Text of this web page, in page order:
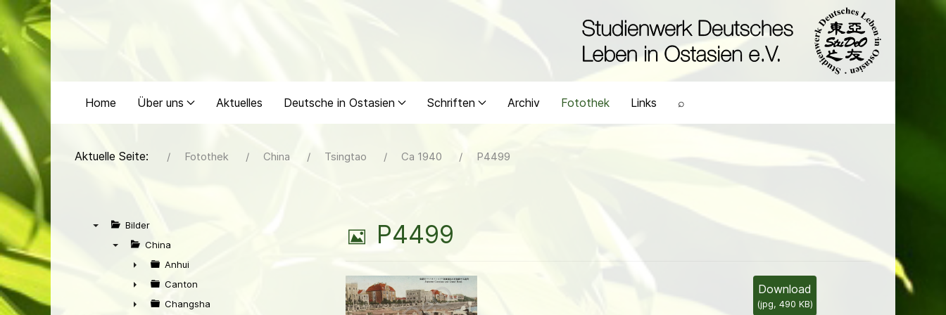
Home Über uns Aktuelles Deutsche in Ostasien Schriften Archiv Fotothek Links ⌕
Aktuelle Seite: Fotothek China Tsingtao Ca 1940 P4499
Bilder
China
►
Anhui
►
Canton
Changsha
B
i
l
P4499
Download
(jpg, 490 KB)